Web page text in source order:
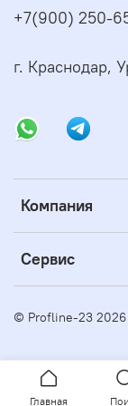
Компания
Сервис
+7(900) 250-
г. Краснодар,
© Profline-23 2026
Главная